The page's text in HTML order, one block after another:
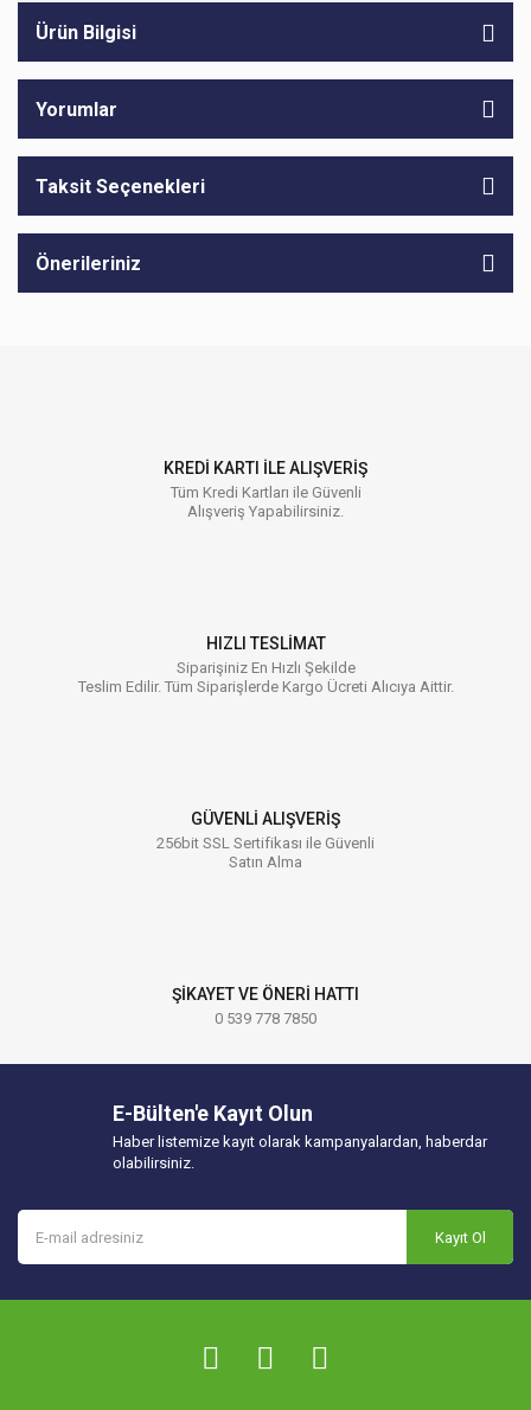
Ürün Bilgisi
Yorumlar
Taksit Seçenekleri
Önerileriniz
KREDİ KARTI İLE ALIŞVERİŞ
Tüm Kredi Kartları ile Güvenli
Alışveriş Yapabilirsiniz.
HIZLI TESLİMAT
Siparişiniz En Hızlı Şekilde
Teslim Edilir. Tüm Siparişlerde Kargo Ücreti Alıcıya Aittir.
GÜVENLİ ALIŞVERİŞ
256bit SSL Sertifikası ile Güvenli
Satın Alma
ŞİKAYET VE ÖNERİ HATTI
0 539 778 7850
E-Bülten'e Kayıt Olun
Haber listemize kayıt olarak kampanyalardan, haberdar
olabilirsiniz.
Kayıt Ol